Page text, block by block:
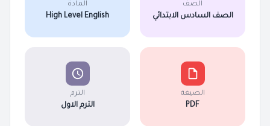
الصف
الصف السادس الابتدائي
المادة
High Level English
الصيغة
PDF
الترم
الترم الاول